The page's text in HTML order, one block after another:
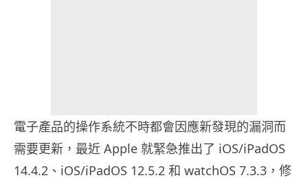
電子產品的操作系統不時都會因應新發現的漏洞而
需要更新，最近 Apple 就緊急推出了 iOS/iPadOS
14.4.2、iOS/iPadOS 12.5.2 和 watchOS 7.3.3，修